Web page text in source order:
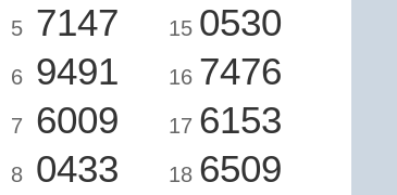
5 7147
6 9491
7 6009
8 0433
15 0530
16 7476
17 6153
18 6509